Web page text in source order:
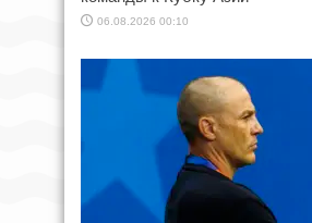
06.08.2026 00:10